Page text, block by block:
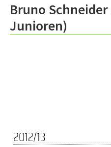
Bruno
Junioren)
2012/13